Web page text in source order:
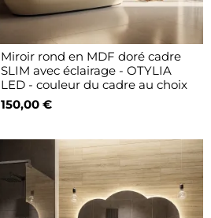
Miroir rond en MDF doré cadre
SLIM avec éclairage - OTYLIA
LED - couleur du cadre au choix
150,00 €